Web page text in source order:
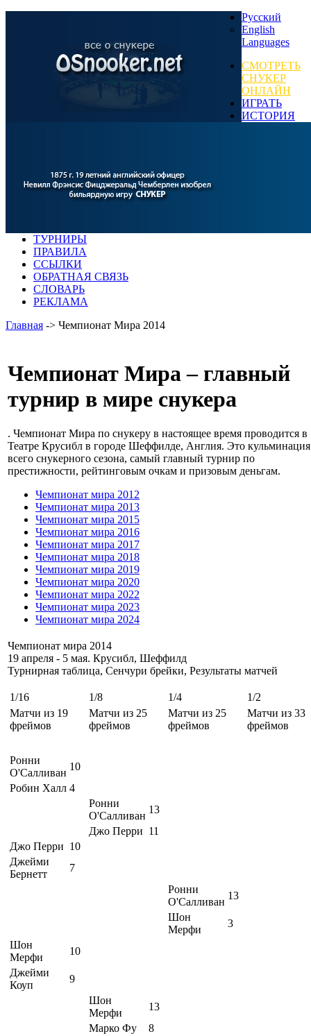
Русский
English
Languages
СМОТРЕТЬ
СНУКЕР
ОНЛАЙН
ИГРАТЬ
ИСТОРИЯ
ТУРНИРЫ
ПРАВИЛА
ССЫЛКИ
ОБРАТНАЯ СВЯЗЬ
СЛОВАРЬ
РЕКЛАМА
Главная -> Чемпионат Мира 2014
Чемпионат Мира – главный
турнир в мире снукера
. Чемпионат Мира по снукеру в настоящее время проводится в
Театре Крусибл в городе Шеффилде, Англия. Это кульминация
всего снукерного сезона, самый главный турнир по
престижности, рейтинговым очкам и призовым деньгам.
Чемпионат мира 2012
Чемпионат мира 2013
Чемпионат мира 2015
Чемпионат мира 2016
Чемпионат мира 2017
Чемпионат мира 2018
Чемпионат мира 2019
Чемпионат мира 2020
Чемпионат мира 2022
Чемпионат мира 2023
Чемпионат мира 2024
Чемпионат мира 2014
19 апреля - 5 мая. Крусибл, Шеффилд
Турнирная таблица, Сенчури брейки, Результаты матчей
1/16 1/8 1/4
1/2
Матчи из 19
фреймов
Матчи из 25
фреймов
Матчи из 25
фреймов
Матчи из 33
фреймов
Ронни
О'Салливан
10
Робин Халл 4
Ронни
О'Салливан
13
Джо Перри 11
Джо Перри 10
Джейми
Бернетт
7
Ронни
О'Салливан
13
Шон
Мерфи
3
Шон
Мерфи
10
Джейми
Коуп
9
Шон
Мерфи
13
Марко Фу
8